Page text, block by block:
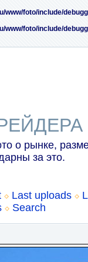
www/foto/include/
www/foto/include/
о рынке,
за это.
Last uploads
Search